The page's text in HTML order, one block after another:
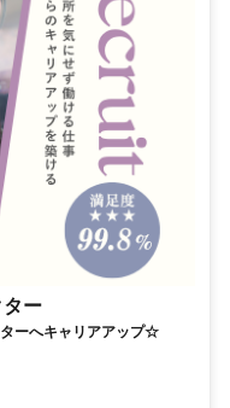
ー
ーへキャリアアップ☆